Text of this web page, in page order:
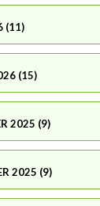
(11)
(15)
2025 (9)
2025 (9)